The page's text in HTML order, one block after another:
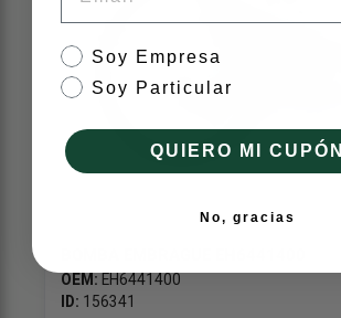
OEM:EH6441400
ID: 156341
tipo de cliente
Soy Empresa
Soy Particular
QUIERO MI CUPÓN
No, gracias